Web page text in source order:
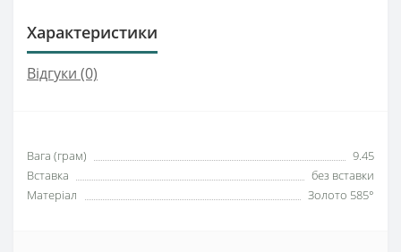
Характеристики
Відгуки (0)
Вага (грам)
9.45
Вставка
без вставки
Матеріал
Золото 585°